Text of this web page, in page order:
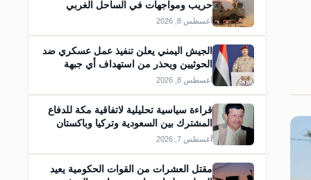
حريب ومواجهات في الساحل الغربي
أغسطس 8, 2026
الجيش اليمني يعلن تنفيذ عمل عسكري ضد
الحوثيين ويحذر من استهداف أي جبهة
أغسطس 8, 2026
قراءة سياسية تحليلية لاتفاقية مكة للدفاع
المشترك بين السعودية وتركيا وباكستان
أغسطس 7, 2026
مقتل العشرات من القوات الحكومية يعيد